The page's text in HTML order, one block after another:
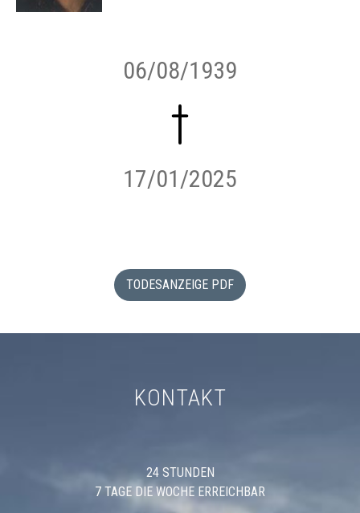
06/08/1939
17/01/2025
TODESANZEIGE PDF
KONTAKT
24 STUNDEN
7 TAGE DIE WOCHE ERREICHBAR